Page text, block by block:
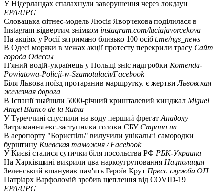
У Нідерландах спалахнули заворушення через локдаун
EPA/UPG
Словацька фітнес-модель Люсія Яворчекова поділилася в
Instagram відвертим знімком instagram.com/luciajavorcekova
На акціях у Росії затримано близько 100 осіб t.me/ngs_news
В Одесі моряки в межах акції протесту перекрили трасу Сайт
города Одессы
П'яний водій-українець у Польщі зніс надгробки Komenda-
Powiatowa-Policji-w-Szamotulach/Facebook
Біля Львова поїзд протаранив маршрутку, є жертвиЛьвовская
железная дорога
В Іспанії знайшли 5000-річний кришталевий кинджал Miguel
Angel Blanco de la Rubia
У Туреччині спустили на воду перший фрегат Анадолу
Затримання екс-заступника голови СБУ Страна.ua
В аеропорту "Бориспіль" вилучили унікальні самородки
бурштину Киевская таможня / Facebook
У Києві сталися сутички біля посольства РФ РБК-Украина
На Харківщині викрили два наркоугруповання Нацполиция
Зеленський вшанував пам'ять Героїв Крут Пресс-служба ОП
Патріарх Варфоломій зробив щеплення від COVID-19
EPA/UPG